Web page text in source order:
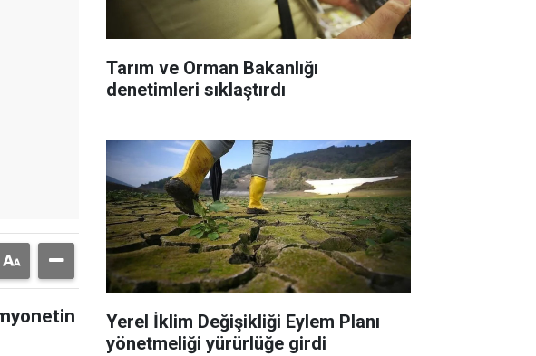
Tarım ve Orman Bakanlığı
denetimleri sıklaştırdı
Yerel İklim Değişikliği Eylem Planı
yönetmeliği yürürlüğe girdi